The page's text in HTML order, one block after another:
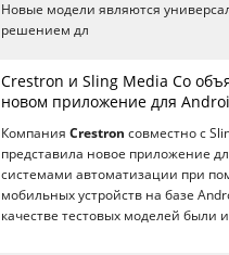
Новые модели являются
решением дл
Crestron и Sling Media Co
новом приложение для
Компания Crestron совместно с
представила новое приложение
системами автоматизации при
мобильных устройств на базе
качестве тестовых моделей были